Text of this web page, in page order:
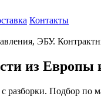
Контакты
из Европы
разборки. Подбор по